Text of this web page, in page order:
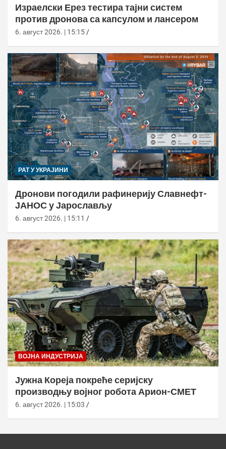
Израелски Ерез тестира тајни систем
против дронова са капсулом и лансером
6. август 2026. | 15:15
РАТ У УКРАЈИНИ
Дронови погодили рафинерију Славнефт-
ЈАНОС у Јарослављу
6. август 2026. | 15:11
ВОЈНА ИНДУСТРИЈА
Јужна Кореја покреће серијску
производњу војног робота Арион-СМЕТ
6. август 2026. | 15:03